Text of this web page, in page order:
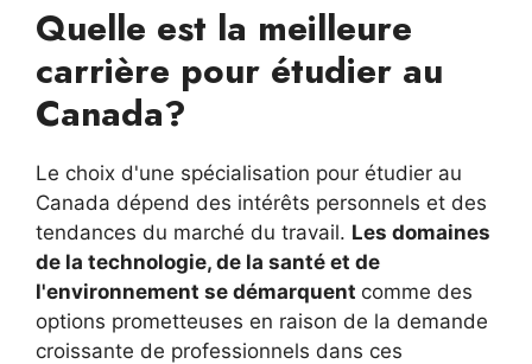
Quelle est la meilleure
carrière pour étudier au
Canada?
Le choix d'une spécialisation pour étudier au
Canada dépend des intérêts personnels et des
tendances du marché du travail. Les domaines
de la technologie, de la santé et de
l'environnement se démarquent comme des
options prometteuses en raison de la demande
croissante de professionnels dans ces